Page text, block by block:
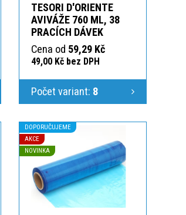
TESORI D'ORIENTE
AVIVÁŽE 760 ML, 38
PRACÍCH DÁVEK
Cena od 59,29 Kč
49,00 Kč bez DPH
Počet variant: 8
DOPORUČUJEME
AKCE
NOVINKA